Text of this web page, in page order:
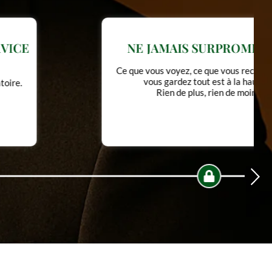
NE JAMAIS SURPROMETTRE
Ce que vous voyez, ce que vous recevez, ce que
vous gardez tout est à la hauteur.
Rien de plus, rien de moins.